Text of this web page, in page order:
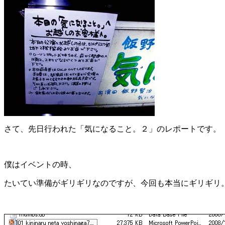
さて、先日行われた「気になること。２」のレポートです。
僕はイベントの時、
たいてい準備がギリギリなのですが、今回も本当にギリギリ